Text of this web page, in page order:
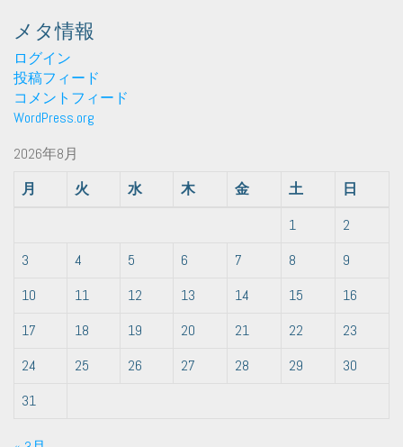
メタ情報
ログイン
投稿フィード
コメントフィード
WordPress.org
2026年8月
月
火 水 木 金 土
日
1
2
3
4 5 6 7 8
9
10
11 12 13 14 15
16
17
18 19 20 21 22
23
24
25 26 27 28 29
30
31